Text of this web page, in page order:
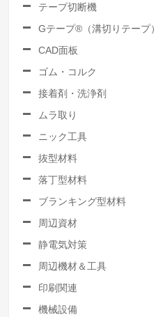
テープ切断機
Gテープ®（溝切りテープ）
CAD面板
ゴム・コルク
接着剤・洗浄剤
ムラ取り
ニック工具
抜型材料
落丁型材料
ブランキング型材料
周辺資材
静電気対策
周辺機材＆工具
印刷関連
機械設備